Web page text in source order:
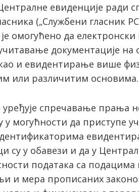
евиденције ради
(„Службени гласник
омогућено да
документације на
и евидентирање више
или различитим основима.
спречавање прања
могућности да приступе
су у обавези и да у
података са подацима
и мера прописаних